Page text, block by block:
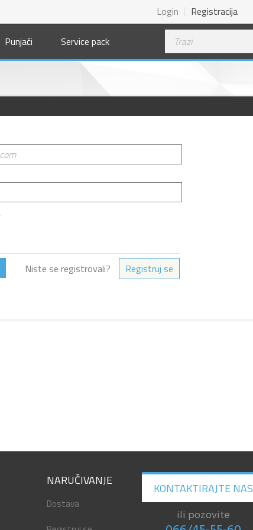
Login Registracija
Punjači Service pack
Niste se registrovali? Registruj se
NARUČIVANJE
Dostava
KONTAKTIRAJTE NAS
ili pozovite